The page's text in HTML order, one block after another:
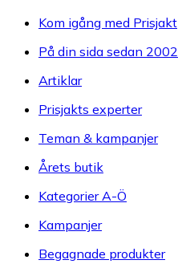
Kom igång med Prisjakt
På din sida sedan 2002
Artiklar
Prisjakts experter
Teman & kampanjer
Årets butik
Kategorier A-Ö
Kampanjer
Begagnade produkter